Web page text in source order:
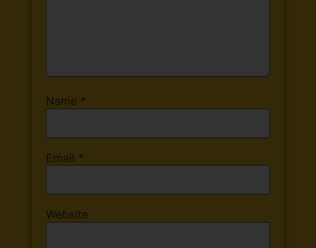
Name *
Email *
Website